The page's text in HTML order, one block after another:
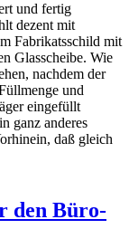
und fertig
dezent mit
Fabrikatsschild mit
Glasscheibe. Wie
nachdem der
und
eingefüllt
ganz anderes
daß gleich
den Büro-